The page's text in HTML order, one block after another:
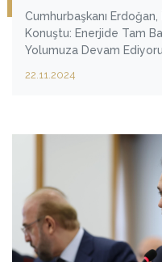
Cumhurbaşkanı
Konuştu: Enerjide Tam
Yolumuza Devam
22.11.2024